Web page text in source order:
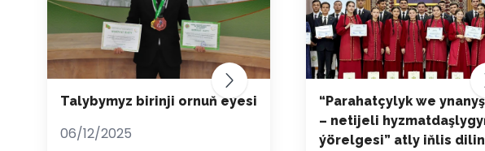
Talybymyz birinji ornuň eýesi
06/12/2025
“Parahatçylyk we
– netijeli
ýörelgesi” atly iňlis